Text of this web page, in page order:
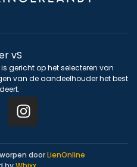
vS
gericht op het selecteren van
van de aandeelhouder het best
doorLienOnline